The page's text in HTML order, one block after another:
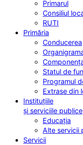
Primarul
Consiliul
RUTI
Primăria
Conducerea
Statul de
Programul
Extrase din
Instituțiile
și serviciile publice
Educația
Alte servicii
Servicii